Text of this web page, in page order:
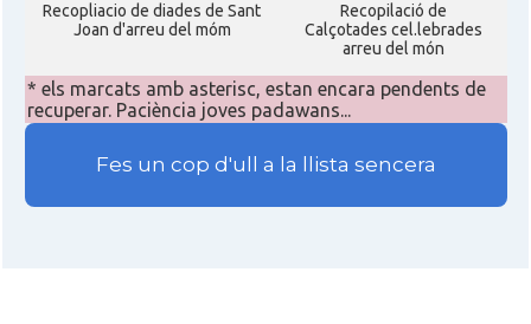
Recopliacio de diades de Sant
Joan d'arreu del móm
Recopilació de
Calçotades cel.lebrades
arreu del món
* els marcats amb asterisc, estan encara pendents de
recuperar. Paciència joves padawans...
Fes un cop d'ull a la llista sencera